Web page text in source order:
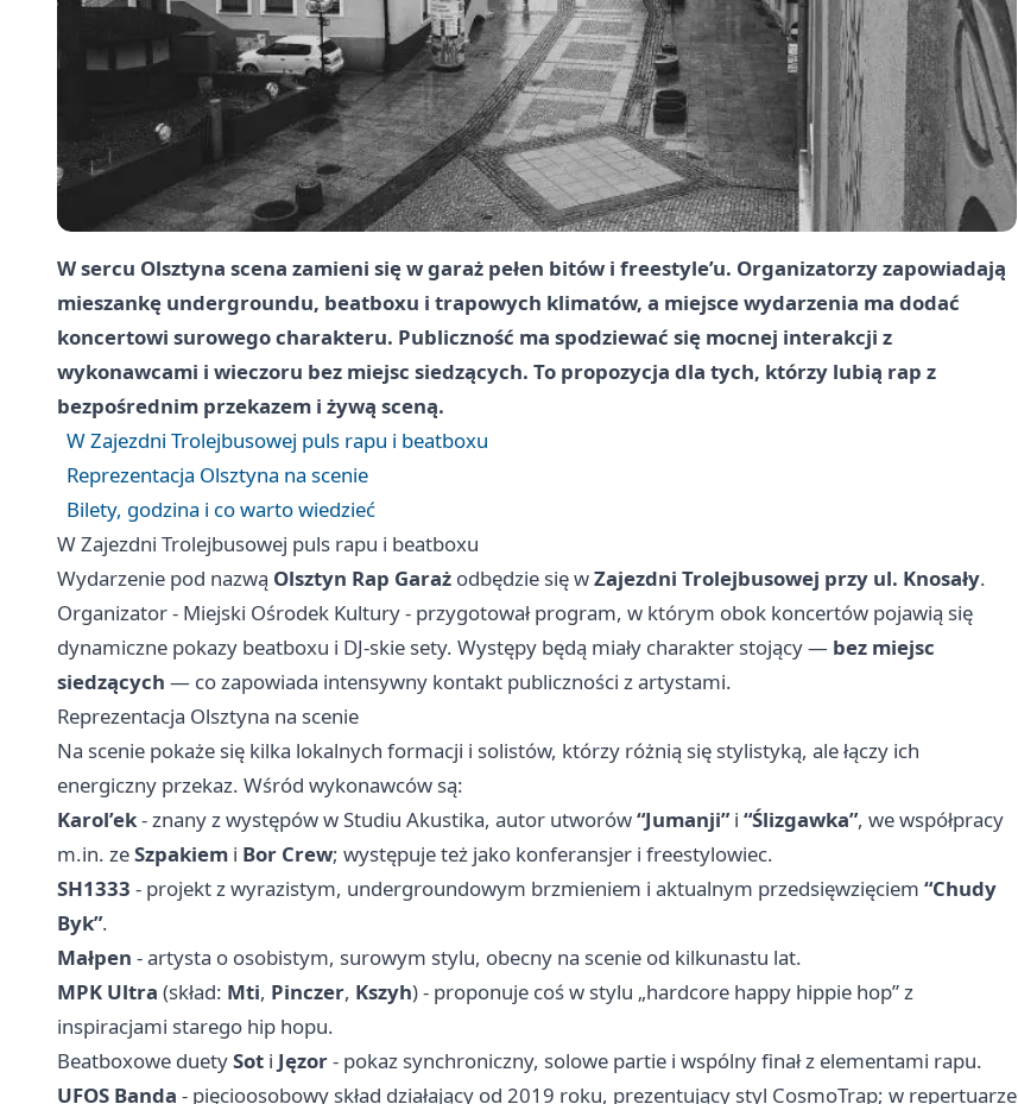
W sercu Olsztyna scena zamieni się w garaż pełen bitów i freestyle’u. Organizatorzy zapowiadają
mieszankę undergroundu, beatboxu i trapowych klimatów, a miejsce wydarzenia ma dodać
koncertowi surowego charakteru. Publiczność ma spodziewać się mocnej interakcji z
wykonawcami i wieczoru bez miejsc siedzących. To propozycja dla tych, którzy lubią rap z
bezpośrednim przekazem i żywą sceną.
W Zajezdni Trolejbusowej puls rapu i beatboxu
Reprezentacja Olsztyna na scenie
Bilety, godzina i co warto wiedzieć
W Zajezdni Trolejbusowej puls rapu i beatboxu
Wydarzenie pod nazwą Olsztyn Rap Garaż odbędzie się wZajezdni Trolejbusowej przy ul. Knosały.
Organizator - Miejski Ośrodek Kultury - przygotował program, w którym obok koncertów pojawią się
dynamiczne pokazy beatboxu i DJ-skie sety. Występy będą miały charakter stojący — bez miejsc
siedzących — co zapowiada intensywny kontakt publiczności z artystami.
Reprezentacja Olsztyna na scenie
Na scenie pokaże się kilka lokalnych formacji i solistów, którzy różnią się stylistyką, ale łączy ich
energiczny przekaz. Wśród wykonawców są:
Karol’ek- znany z występów w Studiu Akustika, autor utworów“Jumanji”i “Ślizgawka”, we współpracy
m.in. zeSzpakiem i Bor Crew; występuje też jako konferansjer i freestylowiec.
SH1333 - projekt z wyrazistym, undergroundowym brzmieniem i aktualnym przedsięwzięciem “Chudy
Byk”.
Małpen - artysta o osobistym, surowym stylu, obecny na scenie od kilkunastu lat.
MPK Ultra (skład: Mti, Pinczer, Kszyh) - proponuje coś w stylu „hardcore happy hippie hop” z
inspiracjami starego hip hopu.
Beatboxowe duetySot i Jęzor- pokaz synchroniczny, solowe partie i wspólny finał z elementami rapu.
UFOS Banda - pięcioosobowy skład działający od 2019 roku, prezentujący styl CosmoTrap; w repertuarze